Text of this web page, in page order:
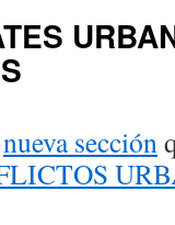
nueva sección